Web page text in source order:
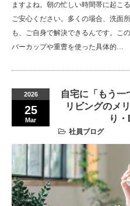
ますよね。朝の忙しい時間帯に起こ
ご安心ください。多くの場合、洗面
も、ご自身で解決できるんです。こ
バーカップや重曹を使った具体的…
2026
25
Mar
自宅に「もう一
リビングのメ
り
社員ブログ